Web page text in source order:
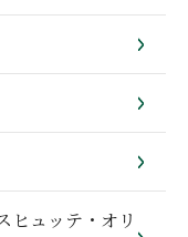
ュッテ・オリ